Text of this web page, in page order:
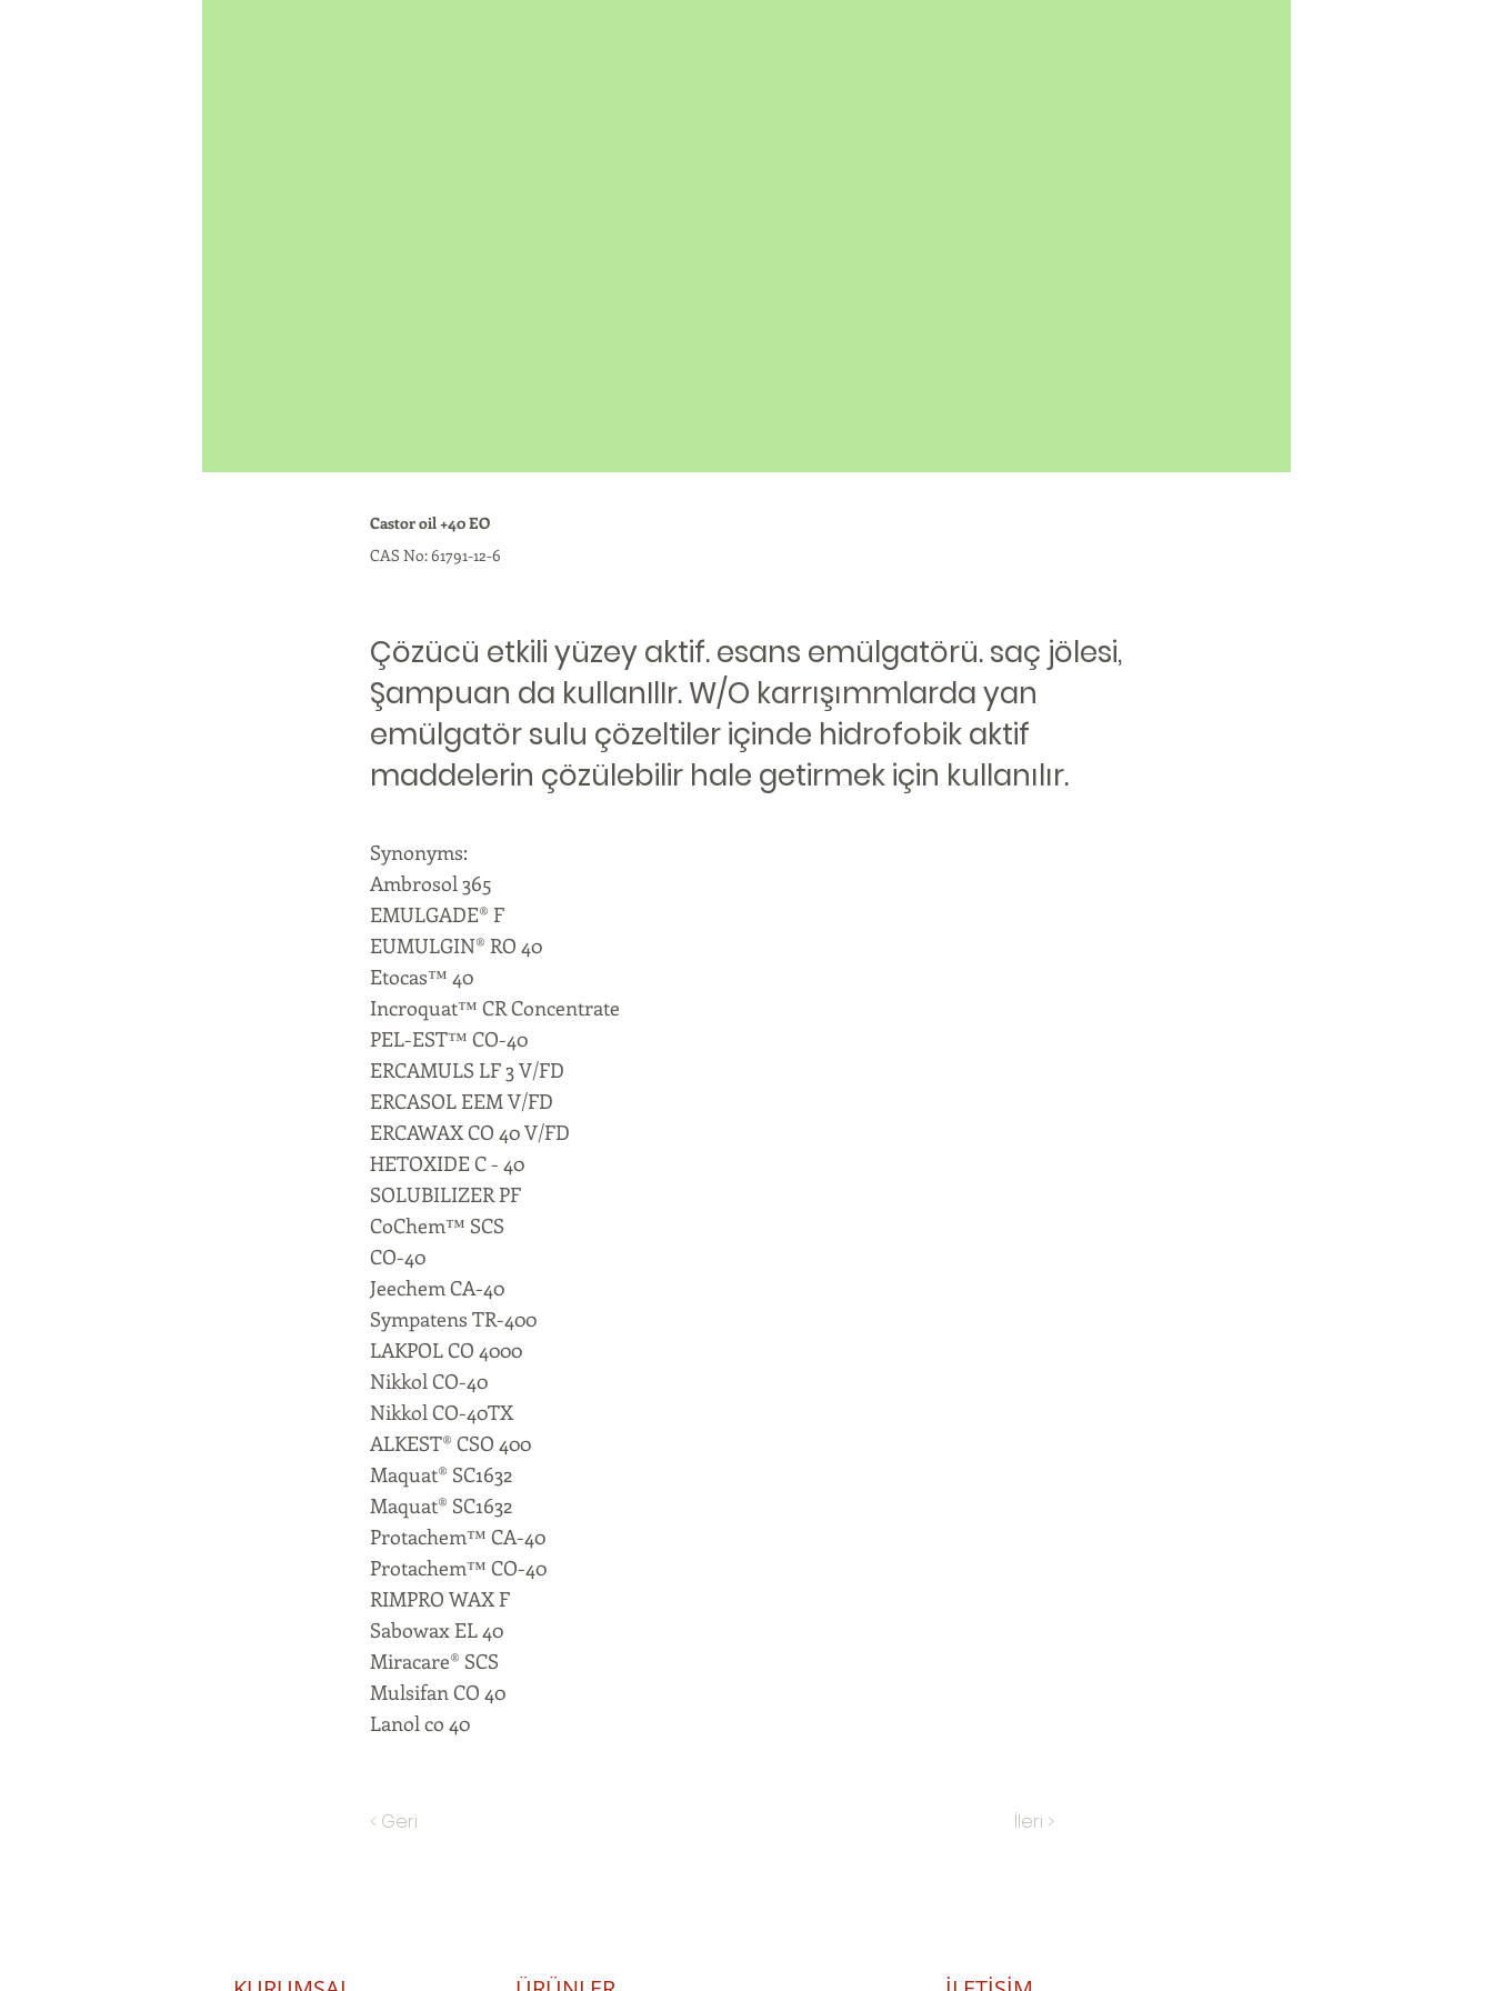
Castor oil +40 EO
CAS No: 61791-12-6
Çözücü etkili yüzey aktif. esans emülgatörü. saç jölesi,
Şampuan da kullanIlIr. W/O karrışımmlarda yan
emülgatör sulu çözeltiler içinde hidrofobik aktif
maddelerin çözülebilir hale getirmek için kullanılır.
Synonyms:
Ambrosol 365
EMULGADE® F
EUMULGIN® RO 40
Etocas™ 40
Incroquat™ CR Concentrate
PEL-EST™ CO-40
ERCAMULS LF 3 V/FD
ERCASOL EEM V/FD
ERCAWAX CO 40 V/FD
HETOXIDE C - 40
SOLUBILIZER PF
CoChem™ SCS
CO-40
Jeechem CA-40
Sympatens TR-400
LAKPOL CO 4000
Nikkol CO-40
Nikkol CO-40TX
ALKEST® CSO 400
Maquat® SC1632
Maquat® SC1632
Protachem™ CA-40
Protachem™ CO-40
RIMPRO WAX F
Sabowax EL 40
Miracare® SCS
Mulsifan CO 40
Lanol co 40
< Geri İleri >